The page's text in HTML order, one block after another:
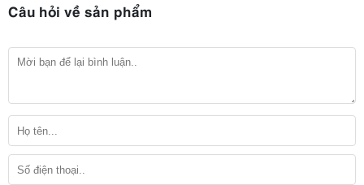
Câu hỏi về sản phẩm